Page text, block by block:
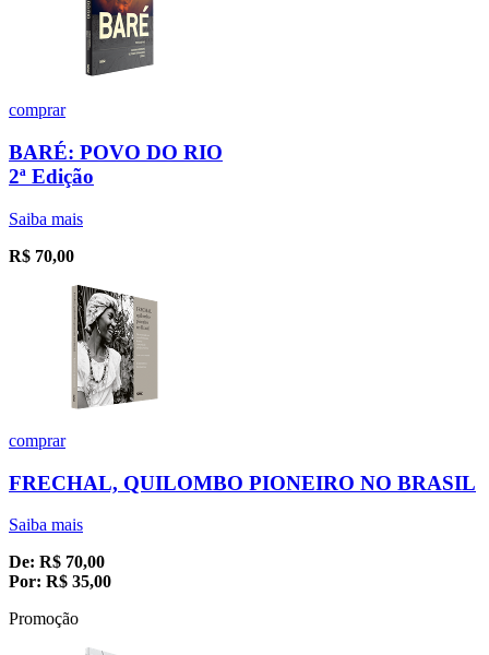
comprar
BARÉ: POVO DO RIO
2ª Edição
Saiba mais
R$ 70,00
comprar
FRECHAL, QUILOMBO PIONEIRO NO BRASIL
Saiba mais
De: R$ 70,00
Por: R$ 35,00
Promoção